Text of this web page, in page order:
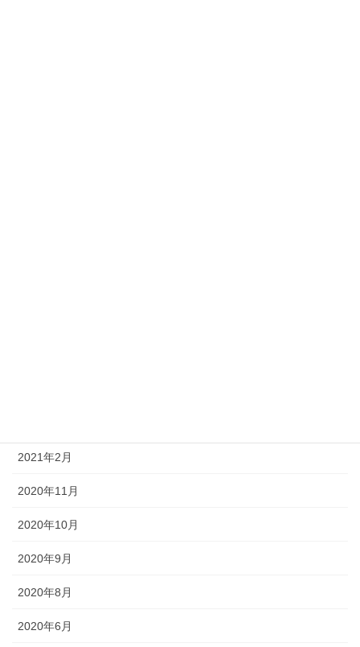
2021年2月
2020年11月
2020年10月
2020年9月
2020年8月
2020年6月